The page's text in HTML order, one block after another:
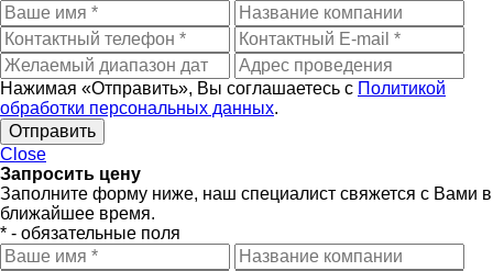
Нажимая «Отправить», Вы соглашаетесь с Политикой
обработки персональных данных.
Close
Запросить цену
Заполните форму ниже, наш специалист свяжется с Вами в
ближайшее время.
* - обязательные поля